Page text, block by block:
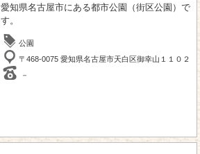
愛知県名古屋市にある都市公園（街区公園）で
す。
公園
〒468-0075 愛知県名古屋市天白区御幸山１１０２
－